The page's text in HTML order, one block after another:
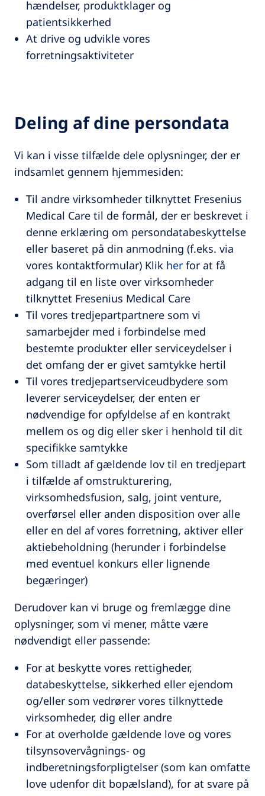
hændelser, produktklager og
patientsikkerhed
At drive og udvikle vores
forretningsaktiviteter
Deling af dine persondata
Vi kan i visse tilfælde dele oplysninger, der er
indsamlet gennem hjemmesiden:
Til andre virksomheder tilknyttet Fresenius
Medical Care til de formål, der er beskrevet i
denne erklæring om persondatabeskyttelse
eller baseret på din anmodning (f.eks. via
vores kontaktformular) Klik her for at få
adgang til en liste over virksomheder
tilknyttet Fresenius Medical Care
Til vores tredjepartpartnere som vi
samarbejder med i forbindelse med
bestemte produkter eller serviceydelser i
det omfang der er givet samtykke hertil
Til vores tredjepartserviceudbydere som
leverer serviceydelser, der enten er
nødvendige for opfyldelse af en kontrakt
mellem os og dig eller sker i henhold til dit
specifikke samtykke
Som tilladt af gældende lov til en tredjepart
i tilfælde af omstrukturering,
virksomhedsfusion, salg, joint venture,
overførsel eller anden disposition over alle
eller en del af vores forretning, aktiver eller
aktiebeholdning (herunder i forbindelse
med eventuel konkurs eller lignende
begæringer)
Derudover kan vi bruge og fremlægge dine
oplysninger, som vi mener, måtte være
nødvendigt eller passende:
For at beskytte vores rettigheder,
databeskyttelse, sikkerhed eller ejendom
og/eller som vedrører vores tilknyttede
virksomheder, dig eller andre
For at overholde gældende love og vores
tilsynsovervågnings- og
indberetningsforpligtelser (som kan omfatte
love udenfor dit bopælsland), for at svare på